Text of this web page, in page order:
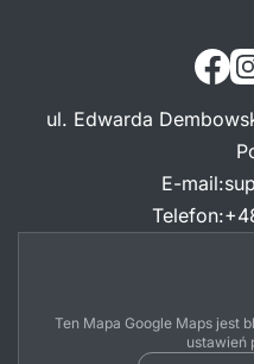
ul. Edwarda
E-mail:
Telefon:
Ten Mapa Google Maps jest
ustawień